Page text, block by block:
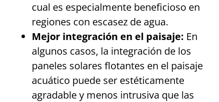
cual es especialmente beneficioso en
regiones con escasez de agua.
Mejor integración en el paisaje: En
algunos casos, la integración de los
paneles solares flotantes en el paisaje
acuático puede ser estéticamente
agradable y menos intrusiva que las